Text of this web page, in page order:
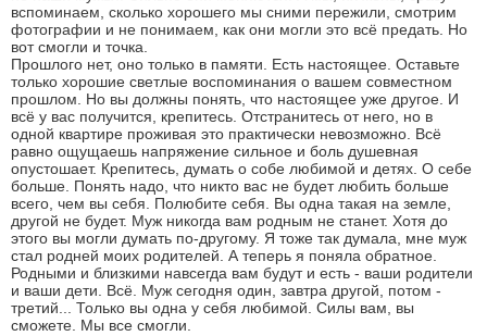
вспоминаем, сколько хорошего мы сними пережили, смотрим
фотографии и не понимаем, как они могли это всё предать. Но
вот смогли и точка.
Прошлого нет, оно только в памяти. Есть настоящее. Оставьте
только хорошие светлые воспоминания о вашем совместном
прошлом. Но вы должны понять, что настоящее уже другое. И
всё у вас получится, крепитесь. Отстранитесь от него, но в
одной квартире проживая это практически невозможно. Всё
равно ощущаешь напряжение сильное и боль душевная
опустошает. Крепитесь, думать о собе любимой и детях. О себе
больше. Понять надо, что никто вас не будет любить больше
всего, чем вы себя. Полюбите себя. Вы одна такая на земле,
другой не будет. Муж никогда вам родным не станет. Хотя до
этого вы могли думать по-другому. Я тоже так думала, мне муж
стал родней моих родителей. А теперь я поняла обратное.
Родными и близкими навсегда вам будут и есть - ваши родители
и ваши дети. Всё. Муж сегодня один, завтра другой, потом -
третий... Только вы одна у себя любимой. Силы вам, вы
сможете. Мы все смогли.